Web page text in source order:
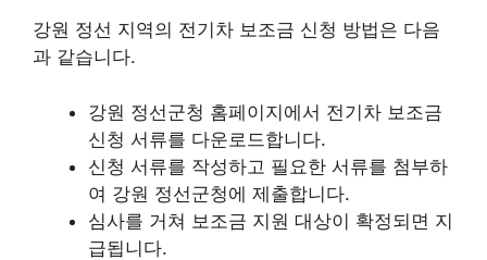
강원 정선 지역의 전기차 보조금 신청 방법은 다음
과 같습니다.
강원 정선군청 홈페이지에서 전기차 보조금
신청 서류를 다운로드합니다.
신청 서류를 작성하고 필요한 서류를 첨부하
여 강원 정선군청에 제출합니다.
심사를 거쳐 보조금 지원 대상이 확정되면 지
급됩니다.